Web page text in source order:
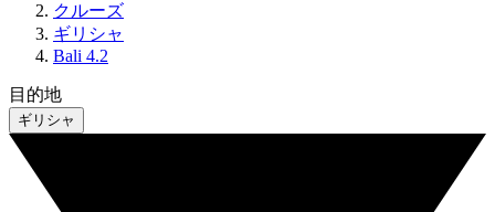
クルーズ
ギリシャ
Bali 4.2
目的地
ギリシャ